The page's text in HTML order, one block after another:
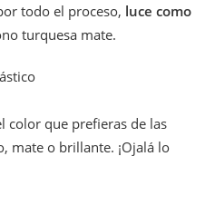
todo el proceso, luce como
turquesa mate.
color que prefieras de las
mate o brillante. ¡Ojalá lo